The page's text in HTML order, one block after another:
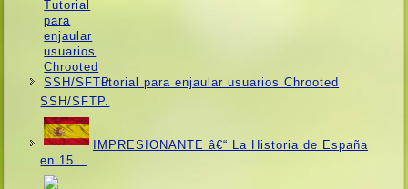
Tutorial para enjaular usuarios Chrooted
SSH/SFTP.
IMPRESIONANTE â€“ La Historia de España
en 15…